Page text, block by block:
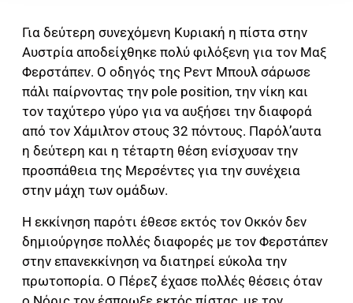
Για δεύτερη συνεχόμενη Κυριακή η πίστα στην
Αυστρία αποδείχθηκε πολύ φιλόξενη για τον Μαξ
Φερστάπεν. Ο οδηγός της Ρεντ Μπουλ σάρωσε
πάλι παίρνοντας την pole position, την νίκη και
τον ταχύτερο γύρο για να αυξήσει την διαφορά
από τον Χάμιλτον στους 32 πόντους. Παρόλ’αυτα
η δεύτερη και η τέταρτη θέση ενίσχυσαν την
προσπάθεια της Μερσέντες για την συνέχεια
στην μάχη των ομάδων.
Η εκκίνηση παρότι έθεσε εκτός τον Οκκόν δεν
δημιούργησε πολλές διαφορές με τον Φερστάπεν
στην επανεκκίνηση να διατηρεί εύκολα την
πρωτοπορία. Ο Πέρεζ έχασε πολλές θέσεις όταν